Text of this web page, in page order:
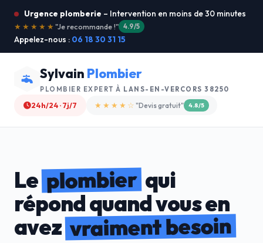
Urgence plomberie – Intervention en moins de 30 minutes
★★★★★"Service ultra rapide !" 5.0/5
Appelez-nous : 06 18 30 31 15
Sylvain Plombier
PLOMBIER EXPERT À LANS-EN-VERCORS 38250
24h/24 · 7j/7 ★★★★☆ "Devis gratuit" 4.8/5
Leplombierqui
répond quand vous en
avezvraiment besoin